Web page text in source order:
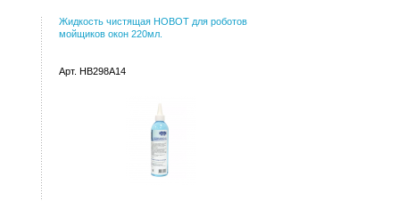
Жидкость чистящая HOBOT для роботов
мойщиков окон 220мл.
Арт. HB298A14